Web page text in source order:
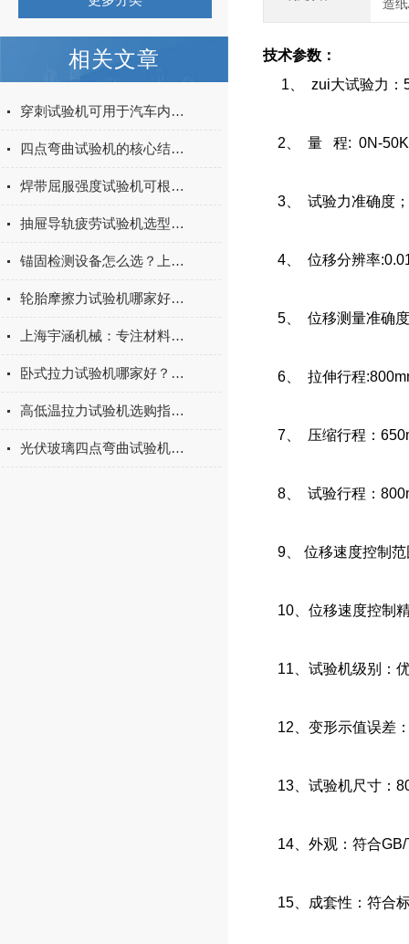
相关文章
穿刺试验机可用于汽车内饰表皮、防撞缓冲材料得性能测试
四点弯曲试验机的核心结构与工作原理特点
焊带屈服强度试验机可根据不同标准和试验需求调整试验条件
抽屉导轨疲劳试验机选型指南：如何量化评估家具五金的耐用性
锚固检测设备怎么选？上海宇涵膨胀螺丝拉拔试验机品牌评测
轮胎摩擦力试验机哪家好？上海宇涵试验机综合评测
上海宇涵机械：专注材料力学检测，电池片拉力试验机助力光伏品质管控
卧式拉力试验机哪家好？2026年国产实力厂家实测推荐
高低温拉力试验机选购指南：聚焦上海宇涵的技术实力与可靠方案
光伏玻璃四点弯曲试验机的重要性
造
技术参数：
1、 zui大试验力：
2、 量 程: 0N-
3、 试验力准确度
4、 位移分辨率
5、 位移测量准确
6、 拉伸行程
7、 压缩行程：
8、 试验行程：
9、 位移速度控制范
10、位移速度控制
11、试验机级别：
12、变形示值误差
13、试验机尺寸：
14、外观：符合GB/
15、成套性：符合